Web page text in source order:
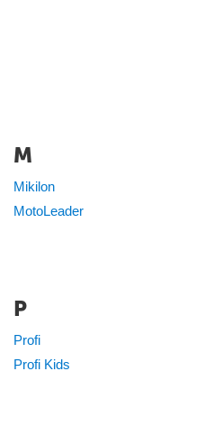
M
Mikilon
MotoLeader
P
Profi
Profi Kids